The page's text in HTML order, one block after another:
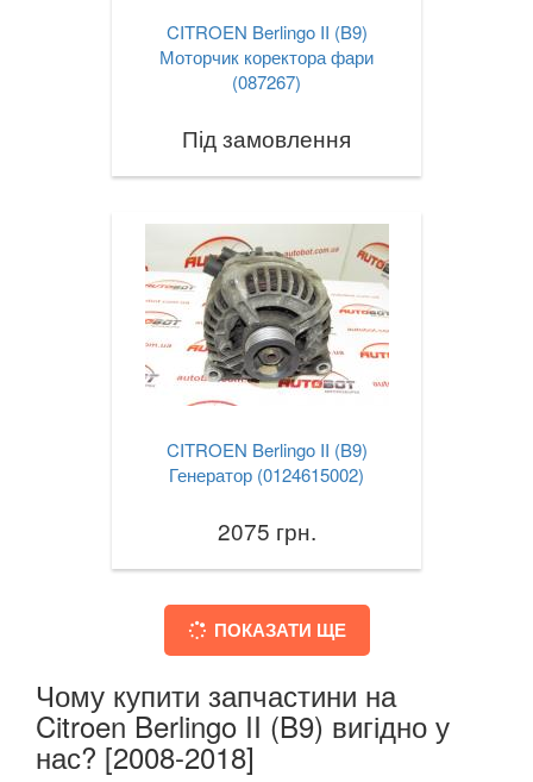
CITROEN Berlingo II (B9)
Моторчик коректора фари
(087267)
Під замовлення
CITROEN Berlingo II (B9)
Генератор (0124615002)
2075 грн.
ПОКАЗАТИ ЩЕ
Чому купити запчастини на
Citroen Berlingo II (B9) вигідно у
нас? [2008-2018]